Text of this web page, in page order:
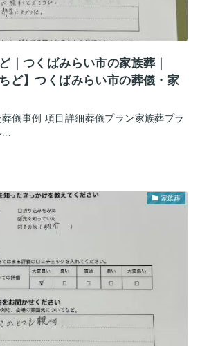
｜つくばみらい市の家族葬｜
ど】つくばみらい市の葬儀・家
儀事例 項目詳細葬儀プラン家族葬プラ
家族葬